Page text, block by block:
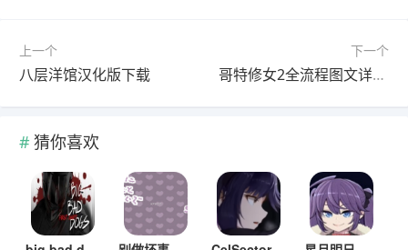
上一个
八层洋馆汉化版下载
下一个
哥特修女2全流程图文详解手机版
猜你喜欢